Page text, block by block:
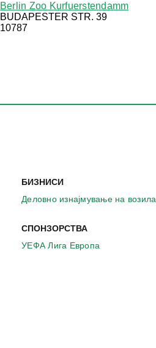
Berlin Zoo Kurfuerstendamm
BUDAPESTER STR. 39
10787
БИЗНИСИ
Деловно изнајмување на возила
СПОНЗОРСТВА
УЕФА Лига Европа